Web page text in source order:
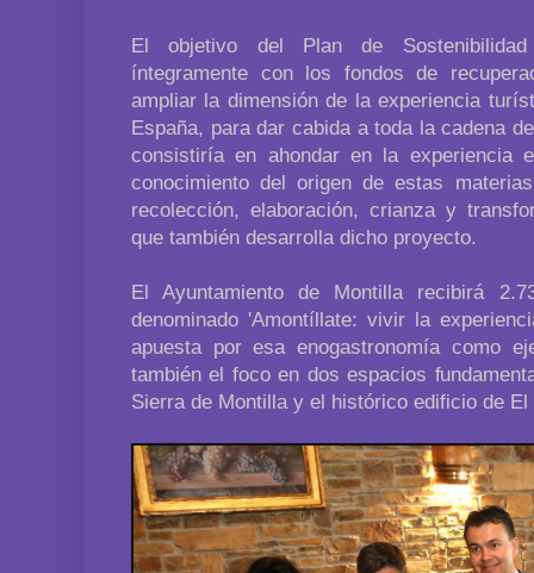
El objetivo del Plan de
íntegramente con los fondos de
ampliar la dimensión de la experiencia
España, para dar cabida a toda la cadena
consistiría en ahondar en la experiencia
conocimiento del origen de estas
recolección, elaboración, crianza y
que también desarrolla dicho proyecto.
El Ayuntamiento de Montilla recibirá
denominado 'Amontíllate: vivir la
apuesta por esa enogastronomía como
también el foco en dos espacios
Sierra de Montilla y el histórico edificio de El